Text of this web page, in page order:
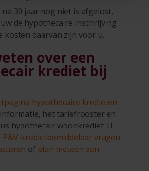
na 30 jaar nog niet is afgelost,
de hypothecaire inschrijving
kosten daarvan zijn voor u.
over een
krediet bij
hypothecaire kredieten
het tariefrooster en
hypothecair woonkrediet. U
P&V-kredietbemiddelaar vragen
of plan meteen een